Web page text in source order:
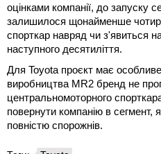
оцінками компанії, до запуску
залишилося щонайменше
спорткар навряд чи з'явиться
наступного десятиліття.
Для Toyota проєкт має
виробництва MR2 бренд не
центральномоторного
повернути компанію в сегмент,
повністю спорожнів.